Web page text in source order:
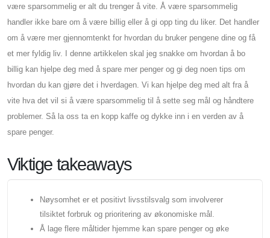
være sparsommelig er alt du trenger å vite. Å være sparsommelig
handler ikke bare om å være billig eller å gi opp ting du liker. Det handler
om å være mer gjennomtenkt for hvordan du bruker pengene dine og få
et mer fyldig liv. I denne artikkelen skal jeg snakke om hvordan å bo
billig kan hjelpe deg med å spare mer penger og gi deg noen tips om
hvordan du kan gjøre det i hverdagen. Vi kan hjelpe deg med alt fra å
vite hva det vil si å være sparsommelig til å sette seg mål og håndtere
problemer. Så la oss ta en kopp kaffe og dykke inn i en verden av å
spare penger.
Viktige takeaways
Nøysomhet er et positivt livsstilsvalg som involverer
tilsiktet forbruk og prioritering av økonomiske mål.
Å lage flere måltider hjemme kan spare penger og øke